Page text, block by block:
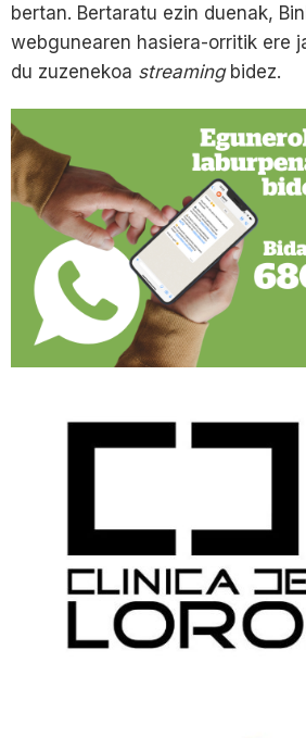
bertan. Bertaratu ezin duenak,
webgunearen hasiera-orritik ere
du zuzenekoa streamingbidez.